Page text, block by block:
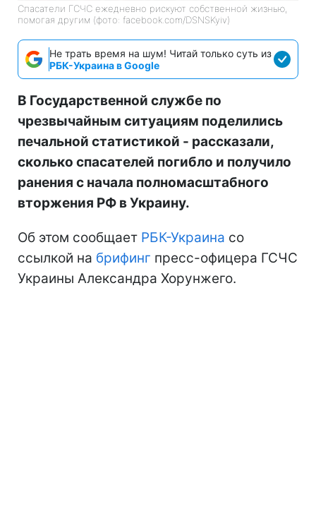
Спасатели ГСЧС ежедневно рискуют собственной жизнью,
помогая другим (фото: facebook.com/DSNSKyiv)
Не трать время на шум! Читай только суть из
РБК-Украина в Google
В Государственной службе по
чрезвычайным ситуациям поделились
печальной статистикой - рассказали,
сколько спасателей погибло и получило
ранения с начала полномасштабного
вторжения РФ в Украину.
Об этом сообщает РБК-Украина со
ссылкой на брифинг пресс-офицера ГСЧС
Украины Александра Хорунжего.